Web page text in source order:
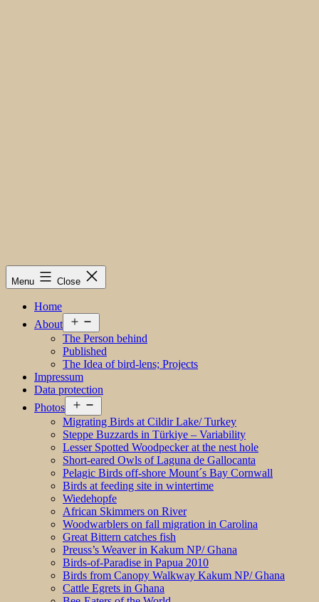
Menu Close
Home
About
menu
The Person behind
Published
The Idea of bird-lens; Projects
Impressum
Data protection
Photos
menu
Migrating Birds at Cildir Lake/ Turkey
Steppe Buzzards in Türkiye – Variability
Lesser Spotted Woodpecker at the nest hole
Short-eared Owls of Laguna de Gallocanta
Pelagic Birds off-shore Mount´s Bay Cornwall
Birds at feeding site in wintertime
Wiedehopfe
African Skimmers on River
Woodwarblers on fall migration in Carolina
Great Bittern catches fish
Preuss’s Weaver in Kakum NP/ Ghana
Birds-of-Paradise in Papua 2010
Birds from Canopy Walkway Kakum NP/ Ghana
Cattle Egrets in Ghana